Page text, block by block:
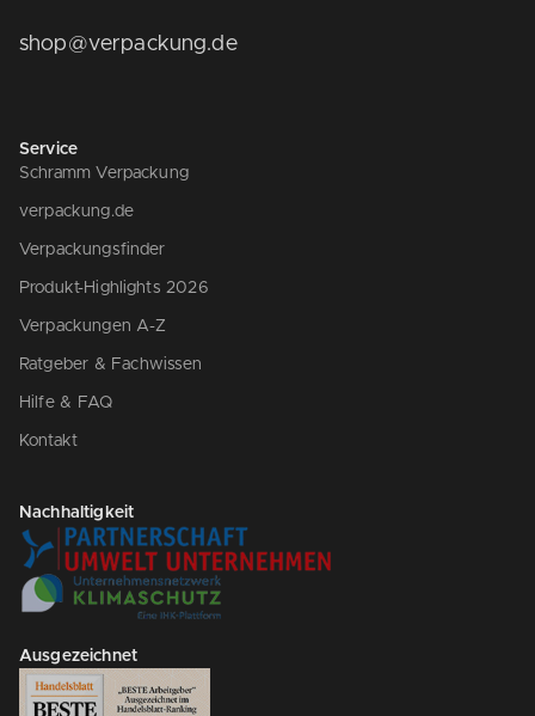
shop@verpackung.de
Service
Schramm Verpackung
verpackung.de
Verpackungsfinder
Produkt-Highlights 2026
Verpackungen A-Z
Ratgeber & Fachwissen
Hilfe & FAQ
Kontakt
Nachhaltigkeit
Ausgezeichnet